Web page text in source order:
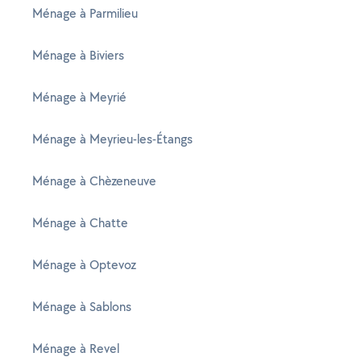
Ménage à Parmilieu
Ménage à Biviers
Ménage à Meyrié
Ménage à Meyrieu-les-Étangs
Ménage à Chèzeneuve
Ménage à Chatte
Ménage à Optevoz
Ménage à Sablons
Ménage à Revel